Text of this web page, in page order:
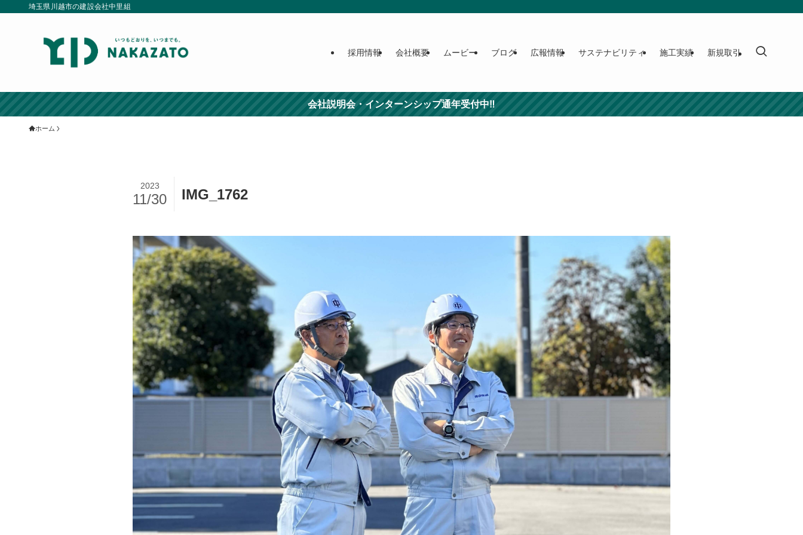
埼玉県川越市の建設会社中里組
採用情報 会社概要 ムービー ブログ 広報情報 サステナビリティ 施工実績 新規取引
会社説明会・インターンシップ通年受付中‼
ホーム
IMG_1762
2023
11/30